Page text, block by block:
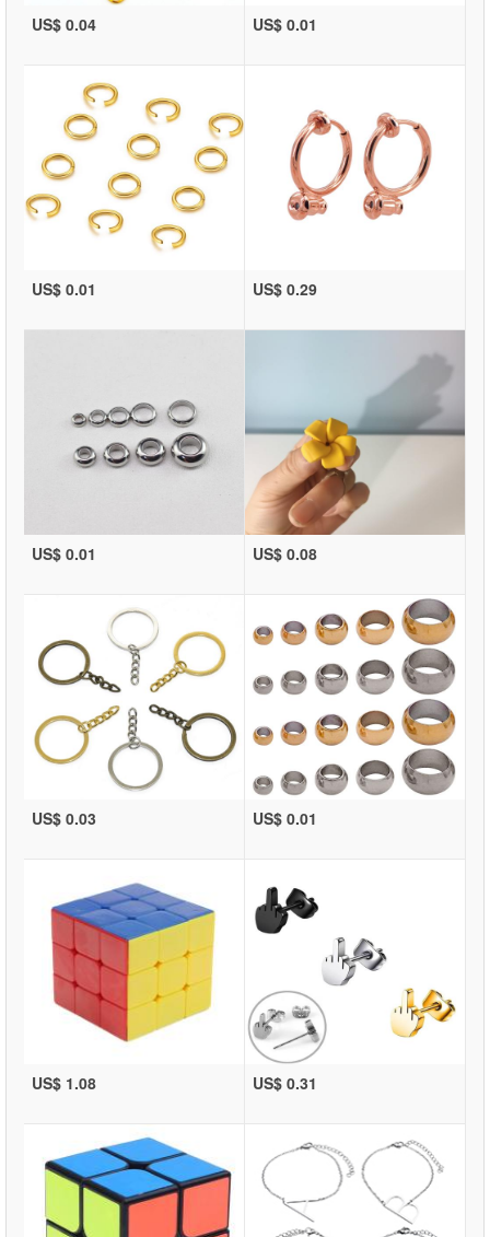
US$ 0.04 US$ 0.01
US$ 0.01 US$ 0.29
US$ 0.01 US$ 0.08
US$ 0.03 US$ 0.01
US$ 1.08 US$ 0.31